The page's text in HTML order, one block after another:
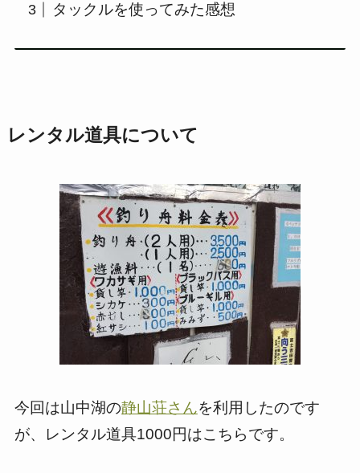
タックルを使ってみた感想
レンタル道具について
今回は山中湖の静山荘さんを利用したのです
が、レンタル道具1000円はこちらです。